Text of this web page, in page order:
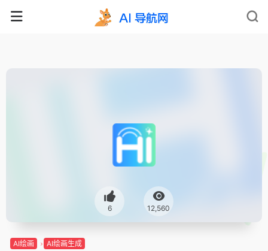
6 12,560
AI绘画 AI绘画生成